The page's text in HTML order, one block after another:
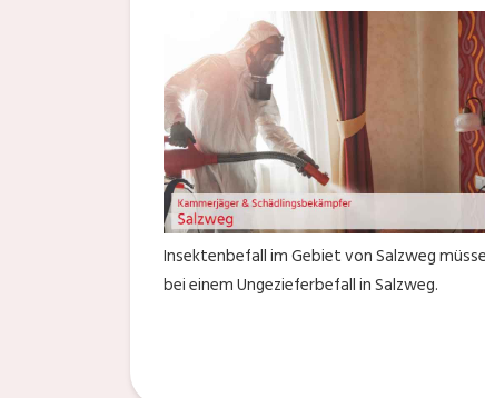
Insektenbefall im Gebiet von Salzweg
bei einem Ungezieferbefall in Salzweg.